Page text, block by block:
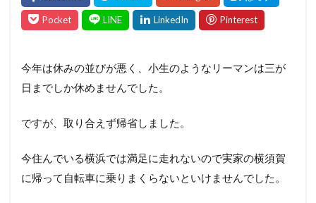
今年は休みの並びが悪く、小生のようなリーマンは三が
日までしか休めませんでした。
ですが、取り合えず帰省しました。
今住んでいる横浜では満足に走れないので実家の横須賀
に帰って自転車に乗りまくらないといけませんでした。